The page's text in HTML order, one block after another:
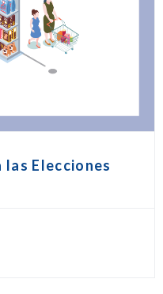
las Elecciones